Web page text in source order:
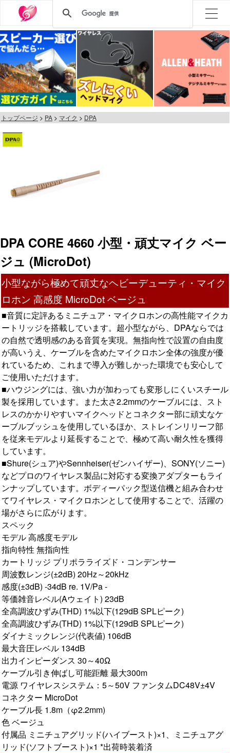
トップページ PA マイク DPA
DPA CORE 4660 小型・頑丈マイク ベー
ジュ (MicroDot)
小型ながら極めて頑丈なヘビーデューティ・マイク
ロホン 高感度 MicroDot ベージュ
■音質に定評あるミニチュア・マイクロホンの高性能マイクカ
ートリッジを搭載しています。超小型ながら、DPAならでは
の自然で透明感のある音質を実現。無指向性で設置の自由度
が高いうえ、ケーブルを含めたマイクロホン全体の強度が優
れているため、これまで導入が難しかった環境でも安心して
ご使用いただけます。
■ハウジングには、強い力が加わっても変形しにくいスチール
製を採用しています。また太さ2.2mmのケーブルには、スト
レスのかかりやすいマイクヘッドとコネクター部に頑丈なケ
ーブルブッシュを使用しているほか、ストレインリリーフ部
を従来モデルより延長することで、極めて高い耐久性を獲得
しています。
■Shure(シュア)やSennheiser(ゼンハイザー)、SONY(ソニー)
などプロのワイヤレス製品に対応する変換アダプターもライ
ンナップしています。ボディーパック型送信機と組み合わせ
てワイヤレス・マイクロホンとして使用することで、活躍の
場がさらに広がります。
スペック
モデル 高感度モデル
指向特性 無指向性
カートリッジ プリポラライズド・コンデンサー
周波数レンジ(±2dB) 20Hz～20kHz
感度(±3dB) -34dB re. 1V/Pa -
等価雑音レベル(Aウェイト) 23dB
全高調波ひずみ(THD) 1%以下(129dB SPLピーク)
全高調波ひずみ(THD) 1%以下(129dB SPLピーク)
ダイナミックレンジ(代表値) 106dB
最大音圧レベル 134dB
出力インピーダンス 30～40Ω
ケーブル引き伸ばし可能距離 最大300m
電源 ワイヤレスシステム：5～50V ファンタムDC48V±4V
コネクター MicroDot
ケーブル長 1.8m（φ2.2mm)
色 ベージュ
付属品 ミニチュアグリッド(ハイブースト)×1、ミニチュアグ
リッド(ソフトブースト)×1 *出荷時装着済